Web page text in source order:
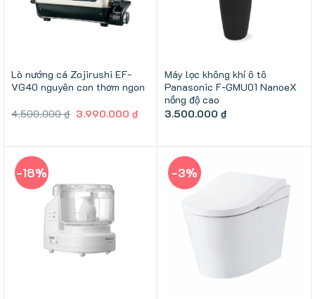
Lò nướng cá Zojirushi EF-
VG40 nguyên con thơm ngon
4.500.000₫ Giá
3.990.000₫
Máy lọc không khí ô tô
Panasonic F-GMU01 NanoeX
nồng độ cao
3.500.000 ₫
-18% -3%